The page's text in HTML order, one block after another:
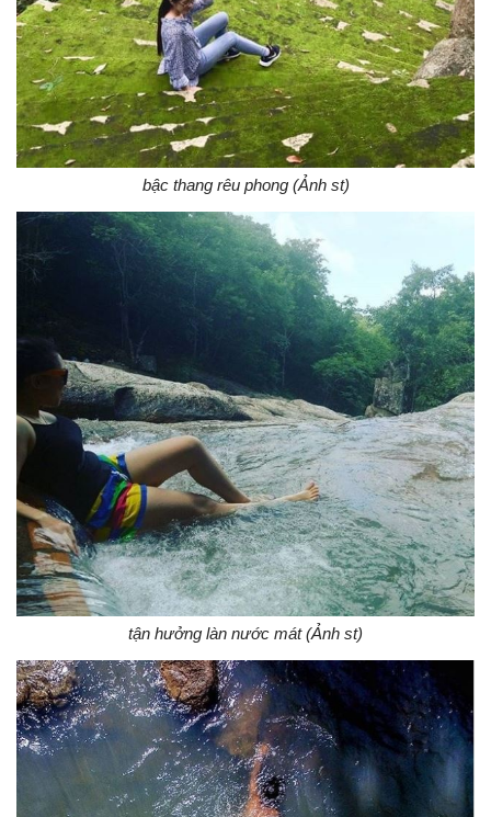
bậc thang rêu phong (Ảnh st)
tận hưởng làn nước mát (Ảnh st)